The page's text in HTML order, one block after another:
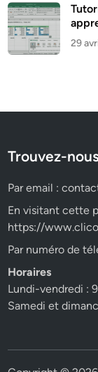
29
Trouvez-
Par email :
En visitant cette
https://
Par numéro de
Horaires
Lundi-vendredi :
Samedi et